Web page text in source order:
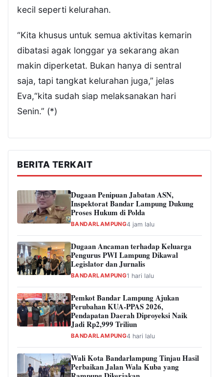
kecil seperti kelurahan.
“Kita khusus untuk semua aktivitas kemarin
dibatasi agak longgar ya sekarang akan
makin diperketat. Bukan hanya di sentral
saja, tapi tangkat kelurahan juga,” jelas
Eva,“kita sudah siap melaksanakan hari
Senin.” (*)
BERITA TERKAIT
Dugaan Penipuan Jabatan ASN,
Inspektorat Bandar Lampung Dukung
Proses Hukum di Polda
BANDARLAMPUNG4 jam lalu
Dugaan Ancaman terhadap Keluarga
Pengurus PWI Lampung Dikawal
Legislator dan Jurnalis
BANDARLAMPUNG1 hari lalu
Pemkot Bandar Lampung Ajukan
Perubahan KUA-PPAS 2026,
Pendapatan Daerah Diproyeksi Naik
Jadi Rp2,999 Triliun
BANDARLAMPUNG4 hari lalu
Wali Kota Bandarlampung Tinjau Hasil
Perbaikan Jalan Wala Kuba yang